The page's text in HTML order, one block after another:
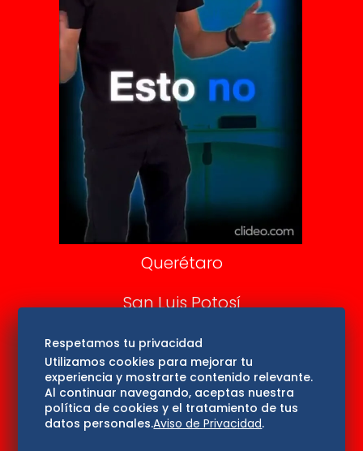
Clase
De 10 sports
DeDinero
Confabulario
Aviso Oportuno
Consultas
Querétaro
San Luis Potosí
Edomex
Consultas
Hidalgo
Respetamos tu privacidad
Utilizamos cookies para mejorar tu
experiencia y mostrarte contenido relevante.
Al continuar navegando, aceptas nuestra
política de cookies y el tratamiento de tus
datos personales.Aviso de Privacidad.